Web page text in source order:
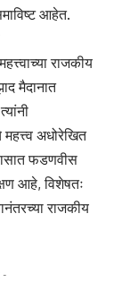
आहेत.
राजकीय
मैदानात
महत्त्व अधोरेखित
फडणवीस
आहे, विशेषतः
राजकीय
-